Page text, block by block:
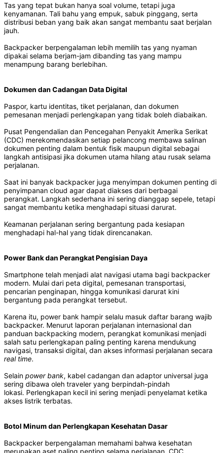
Tas yang tepat bukan hanya soal volume, tetapi juga
kenyamanan. Tali bahu yang empuk, sabuk pinggang, serta
distribusi beban yang baik akan sangat membantu saat berjalan
jauh.
Backpacker berpengalaman lebih memilih tas yang nyaman
dipakai selama berjam-jam dibanding tas yang mampu
menampung barang berlebihan.
Dokumen dan Cadangan Data Digital
Paspor, kartu identitas, tiket perjalanan, dan dokumen
pemesanan menjadi perlengkapan yang tidak boleh diabaikan.
Pusat Pengendalian dan Pencegahan Penyakit Amerika Serikat
(CDC) merekomendasikan setiap pelancong membawa salinan
dokumen penting dalam bentuk fisik maupun digital sebagai
langkah antisipasi jika dokumen utama hilang atau rusak selama
perjalanan.
Saat ini banyak backpacker juga menyimpan dokumen penting di
penyimpanan cloud agar dapat diakses dari berbagai
perangkat. Langkah sederhana ini sering dianggap sepele, tetapi
sangat membantu ketika menghadapi situasi darurat.
Keamanan perjalanan sering bergantung pada kesiapan
menghadapi hal-hal yang tidak direncanakan.
Power Bank dan Perangkat Pengisian Daya
Smartphone telah menjadi alat navigasi utama bagi backpacker
modern. Mulai dari peta digital, pemesanan transportasi,
pencarian penginapan, hingga komunikasi darurat kini
bergantung pada perangkat tersebut.
Karena itu, power bank hampir selalu masuk daftar barang wajib
backpacker. Menurut laporan perjalanan internasional dan
panduan backpacking modern, perangkat komunikasi menjadi
salah satu perlengkapan paling penting karena mendukung
navigasi, transaksi digital, dan akses informasi perjalanan secara
real time.
Selain power bank, kabel cadangan dan adaptor universal juga
sering dibawa oleh traveler yang berpindah-pindah
lokasi. Perlengkapan kecil ini sering menjadi penyelamat ketika
akses listrik terbatas.
Botol Minum dan Perlengkapan Kesehatan Dasar
Backpacker berpengalaman memahami bahwa kesehatan
merupakan aset paling penting selama perjalanan. CDC